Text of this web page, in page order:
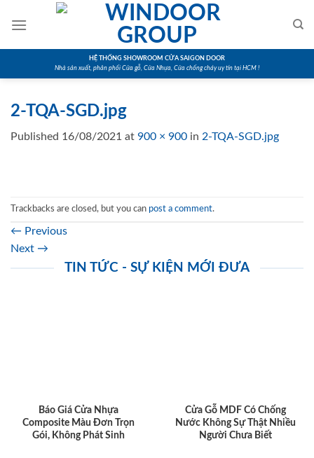
HỆ THỐNG SHOWROOM CỬA SAIGON DOOR
Nhà sản xuất, phân phối Cửa gỗ, Cửa Nhựa, Cửa chống cháy uy tín tại HCM !
2-TQA-SGD.jpg
Published 16/08/2021 at 900 × 900 in 2-TQA-SGD.jpg
Trackbacks are closed, but you can post a comment.
← Previous
Next →
TIN TỨC - SỰ KIỆN MỚI ĐƯA
Báo Giá Cửa Nhựa
Composite Màu Đơn Trọn
Gói, Không Phát Sinh
Cửa Gỗ MDF Có Chống
Nước Không Sự Thật Nhiều
Người Chưa Biết